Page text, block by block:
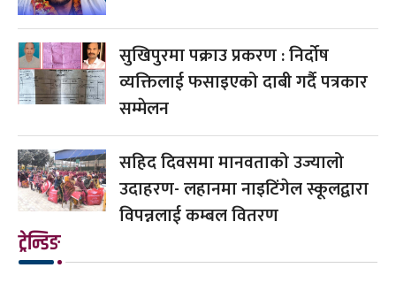
सुखिपुरमा पक्राउ प्रकरण : निर्दोष
व्यक्तिलाई फसाइएको दाबी गर्दै पत्रकार
सम्मेलन
सहिद दिवसमा मानवताको उज्यालो
उदाहरण- लहानमा नाइटिंगेल स्कूलद्वारा
विपन्नलाई कम्बल वितरण
ट्रेन्डिङ